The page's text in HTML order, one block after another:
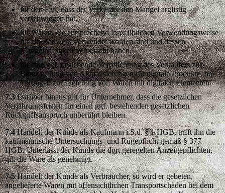
für den Fall, dass der Verkäufer den Mangel arglistig
verschwiegen hat,
für Waren, die entsprechend ihrer üblichen Verwendungsweise
für ein Bauwerk verwendet worden sind und dessen
Mangelhaftigkeit verursacht haben,
für eine ggf. bestehende Verpflichtung des Verkäufers zur
Bereitstellung von Aktualisierungen für digitale Produkte, bei
Verträgen zur Lieferung von Waren mit digitalen Elementen.
7.3Darüber hinaus gilt für Unternehmer, dass die gesetzlichen
Verjährungsfristen für einen ggf. bestehenden gesetzlichen
Rückgriffsanspruch unberührt bleiben.
7.4Handelt der Kunde als Kaufmann i.S.d. § 1 HGB, trifft ihn die
kaufmännische Untersuchungs- und Rügepflicht gemäß § 377
HGB. Unterlässt der Kunde die dort geregelten Anzeigepflichten,
gilt die Ware als genehmigt.
7.5Handelt der Kunde als Verbraucher, so wird er gebeten,
angelieferte Waren mit offensichtlichen Transportschäden bei dem